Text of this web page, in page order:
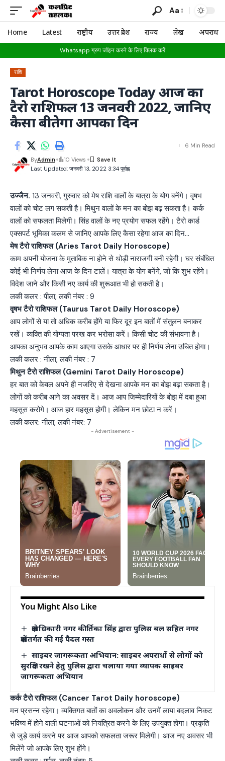
Aa
Home Latest राष्ट्रीय उत्तर प्रदेश राज्य लेख अपराध
Whatsapp ग्रुप जॉइन करने के लिए क्लिक करें
राशि
Tarot Horoscope Today आज का
टैरो राशिफल 13 जनवरी 2022, जानिए
कैसा बीतेगा आपका दिन
Last Updated: जनवरी 13, 2022 3:34 पूर्वाह्न
ByAdmin 10 Views
6 Min Read
उज्जैन. 13 जनवरी, गुरुवार को मेष राशि वालों के यात्रा के योग बनेंगे। वृषभ
वालों को चोट लग सकती है। मिथुन वालों के मन का बोझ बढ़ सकता है। कर्क
वालों को सफलता मिलेगी। सिंह वालों के नए प्रयोग सफल रहेंगे। टैरो कार्ड
एक्सपर्ट भूमिका कलम से जानिए आपके लिए कैसा रहेगा आज का दिन…
मेष टैरो राशिफल (Aries Tarot Daily Horoscope)
काम अपनी योजना के मुताबिक ना होने से थोड़ी नाराजगी बनी रहेगी। घर संबंधित
कोई भी निर्णय लेना आज के दिन टालें। यात्रा के योग बनेंगे, जो कि शुभ रहेंगे।
विदेश जाने और किसी नए कार्य की शुरूआत भी हो सकती है।
लकी कलर : पीला, लकी नंबर : 9
वृषभ टैरो राशिफल (Taurus Tarot Daily Horoscope)
आप लोगों से या तो अधिक करीब होंगे या फिर दूर इन बातों में संतुलन बनाकर
रखें। व्यक्ति की योग्यता परख कर भरोसा करें। किसी चोट की संभावना है।
आपका अनुभव आपके काम आएगा उसके आधार पर ही निर्णय लेना उचित होगा।
लकी कलर : नीला, लकी नंबर : 7
मिथुन टैरो राशिफल (Gemini Tarot Daily Horoscope)
हर बात को केवल अपने ही नजरिए से देखना आपके मन का बोझ बढ़ा सकता है।
लोगों को करीब आने का अवसर दें। आज आप जिम्मेदारियों के बोझ में दबा हुआ
महसूस करोगे। आज हार महसूस होगी। लेकिन मन छोटा न करें।
लकी कलर: नीला, लकी नंबर: 7
- Advertisement -
You Might Also Like
क्षेत्राधिकारी नगर कीर्तिका सिंह द्वारा पुलिस बल सहित नगर
क्षेत्रांतर्गत की गई पैदल गस्त
साइबर जागरूकता अभियान: साइबर अपराधों से लोगों को
सुरक्षित रखने हेतु पुलिस द्वारा चलाया गया व्यापक साइबर
जागरूकता अभियान
कर्क टैरो राशिफल (Cancer Tarot Daily horoscope)
मन प्रसन्न रहेगा। व्यक्तिगत बातों का अवलोकन और उनमें लाया बदलाव निकट
भविष्य में होने वाली घटनाओं को नियंत्रित करने के लिए उपयुक्त होगा। प्रकृति
से जुड़े कार्य करने पर आज आपको सफलता जरूर मिलेगी। आज नए अवसर भी
मिलेंगे जो आपके लिए शुभ होंगे।